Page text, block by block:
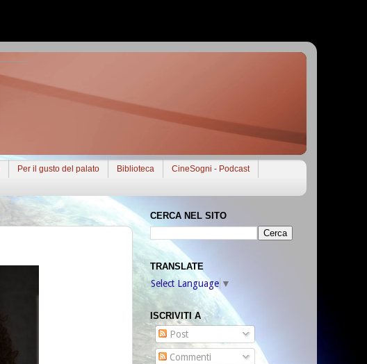
Per il gusto del palato Biblioteca
CineSogni - Podcast
CERCA NEL SITO
TRANSLATE
Select Language ▼
ISCRIVITI A
Post
Commenti